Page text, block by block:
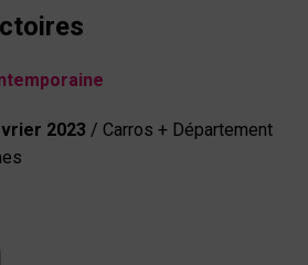
2023 / Carros + Département